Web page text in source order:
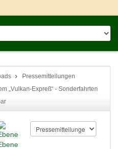
Pressemitteilungen
„Vulkan-Expreß“ - Sonderfahrten